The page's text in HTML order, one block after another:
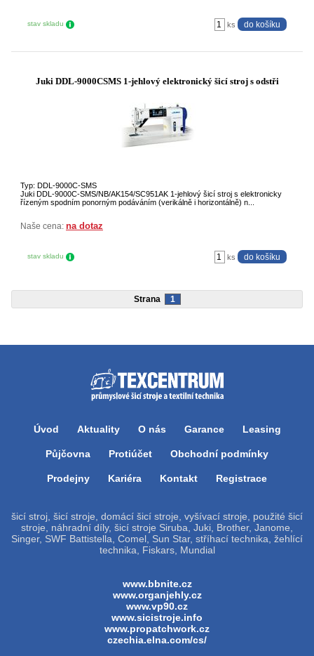
stav skladu ks
Juki DDL-9000CSMS 1-jehlový elektronický šicí stroj s odstři
Typ: DDL-9000C-SMS
Juki DDL-9000C-SMS/NB/AK154/SC951AK 1-jehlový šicí stroj s elektronicky
řízeným spodním ponorným podáváním (verikálně i horizontálně) n...
Naše cena: na dotaz
stav skladu ks
Strana 1
Úvod Aktuality O nás Garance Leasing
Půjčovna Protiúčet Obchodní podmínky
Prodejny Kariéra Kontakt Registrace
šicí stroj, šicí stroje, domácí šicí stroje, vyšívací stroje, použité šicí
stroje, náhradní díly, šicí stroje Siruba, Juki, Brother, Janome,
Singer, SWF Battistella, Comel, Sun Star, stříhací technika, žehlící
technika, Fiskars, Mundial
www.bbnite.cz
www.organjehly.cz
www.vp90.cz
www.sicistroje.info
www.propatchwork.cz
czechia.elna.com/cs/